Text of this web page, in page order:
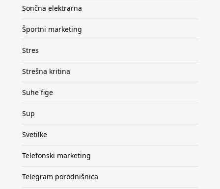
Sončna elektrarna
Športni marketing
Stres
Strešna kritina
Suhe fige
Sup
Svetilke
Telefonski marketing
Telegram porodnišnica